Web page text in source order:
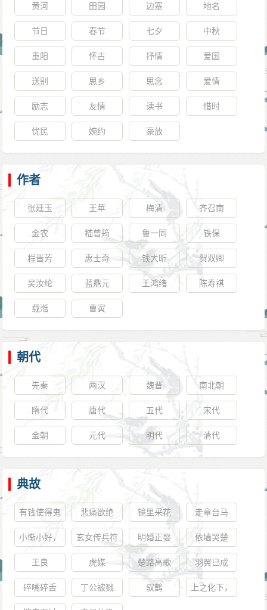
黄河 田园 边塞 地名
节日 春节 七夕 中秋
重阳 怀古 抒情 爱国
送别 思乡 思念 爱情
励志 友情 读书 惜时
忧民 婉约 豪放
作者
张廷玉 王苹 梅清 齐召南
金农 嵇曾筠 鲁一同 铁保
程晋芳 惠士奇 钱大昕 贺双卿
吴汝纶 蓝鼎元 王鸿绪 陈寿祺
载湉 曹寅
朝代
先秦 两汉 魏晋 南北朝
隋代 唐代 五代 宋代
金朝 元代 明代 清代
典故
有钱使得鬼
推磨
悲痛欲绝 镜里采花 走章台马
小惭小好，
大惭大好
玄女传兵符 明婚正娶 依墙哭楚
王良 虎媒 楚路高歌 羽翼已成
碎嘴碎舌 丁公被戮 驭鹤
上之化下，